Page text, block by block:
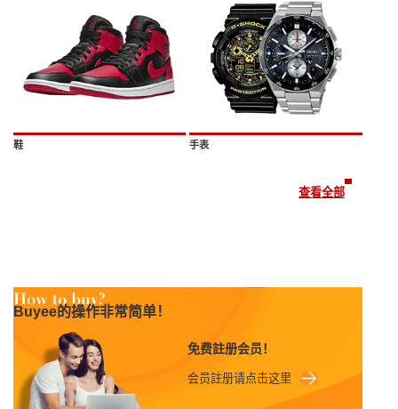
鞋 手表
查看全部
Buyee的操作非常简单！
免费註册会员！
会员註册请点击这里